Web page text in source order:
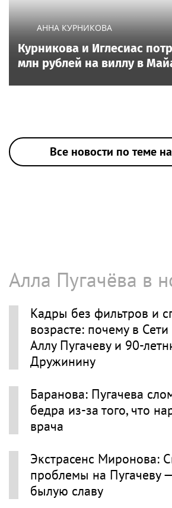
АННА КУРНИКОВА
Курникова и Иглесиас
млн рублей на виллу в
Все новости по теме
Алла Пугачёва в
Кадры без фильтров и
возрасте: почему в
Аллу Пугачеву и 90-
Дружинину
Баранова: Пугачева
бедра из-за того, что
врача
Экстрасенс Миронова:
проблемы на Пугачеву
былую славу